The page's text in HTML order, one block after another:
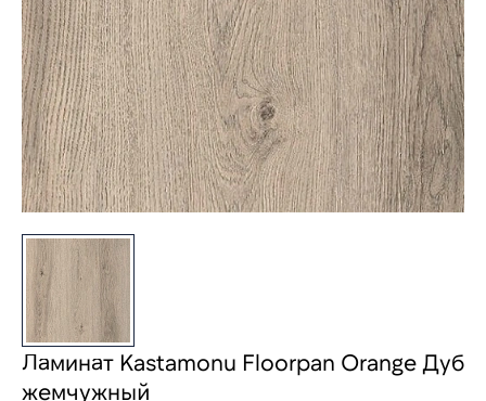
Ламинат Kastamonu Floorpan Orange Дуб
жемчужный